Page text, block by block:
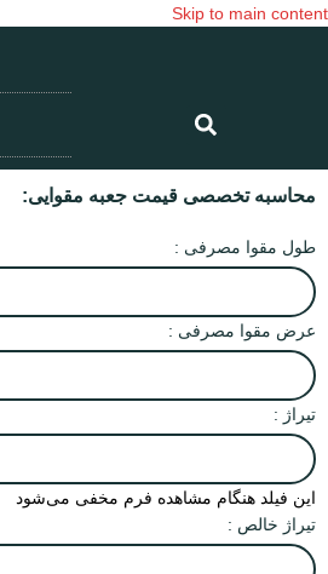
Skip to main content
محاسبه تخصصی قیمت جعبه مقوایی:
طول مقوا مصرفی :
عرض مقوا مصرفی :
تیراژ :
این فیلد هنگام مشاهده فرم مخفی می‌شود
تیراژ خالص :